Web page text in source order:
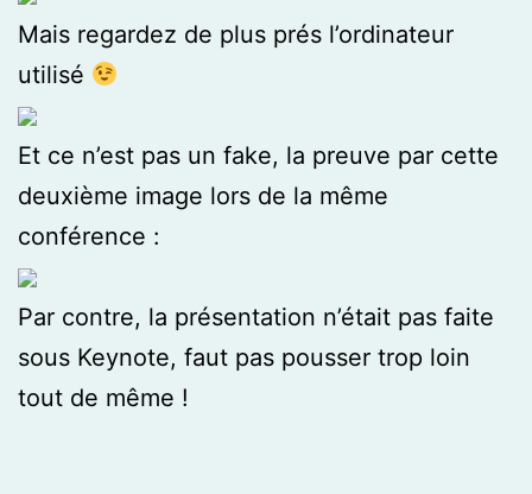
Mais regardez de plus prés l’ordinateur
utilisé
Et ce n’est pas un fake, la preuve par cette
deuxième image lors de la même
conférence :
Par contre, la présentation n’était pas faite
sous Keynote, faut pas pousser trop loin
tout de même !